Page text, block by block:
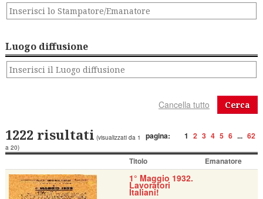
Luogo diffusione
Cerca
pagina: 1 2 3 4 5 6 ... 62
1222 risultati (visualizzati da 1
a 20)
Titolo Emanatore
1° Maggio 1932.
Lavoratori
Italiani!